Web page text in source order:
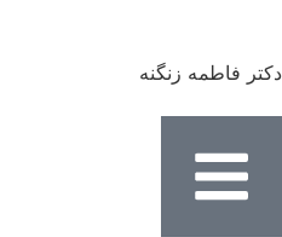
دکتر فاطمه زنگنه